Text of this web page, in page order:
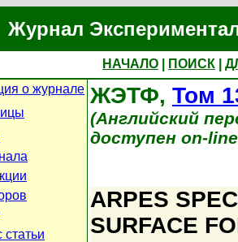
Журнал
НАЧАЛО ПОИСК
о журнале
статьи
ЖЭТФ, Том
(Английский
доступен on-
ARPES
SURFACE